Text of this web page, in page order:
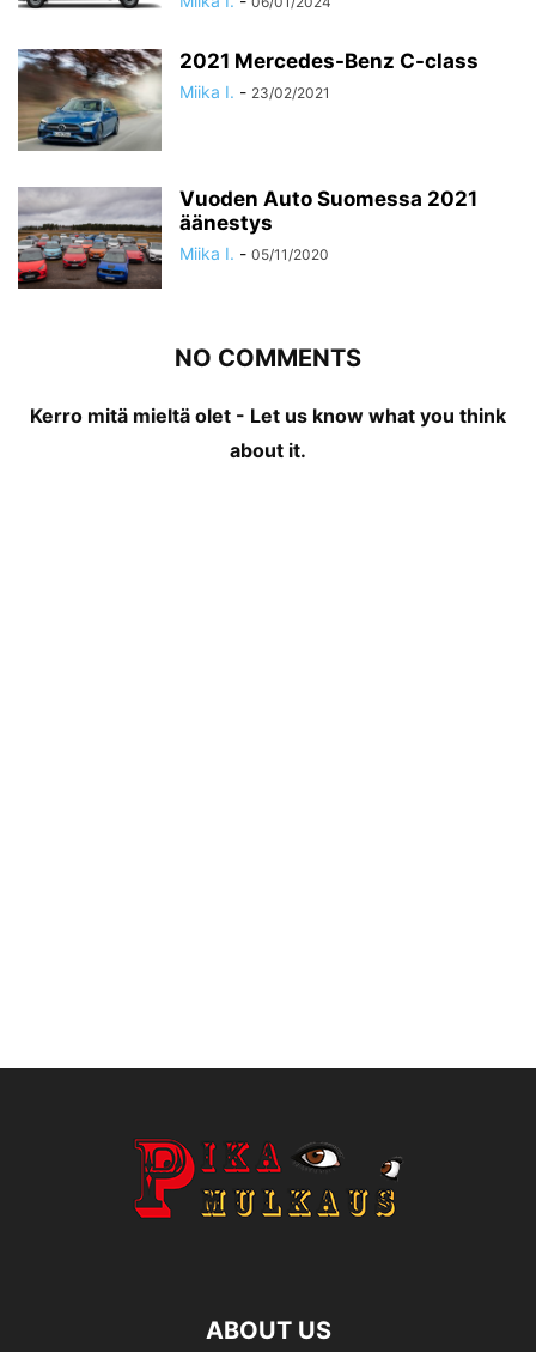
2021 Mercedes-Benz C-class
Miika I. - 23/02/2021
Vuoden Auto Suomessa 2021
äänestys
Miika I. - 05/11/2020
NO COMMENTS
Kerro mitä mieltä olet - Let us know what you think
about it.
ABOUT US